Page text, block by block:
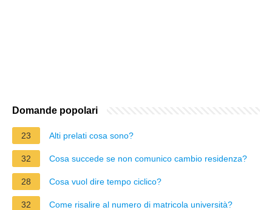
Domande popolari
23 Alti prelati cosa sono?
32 Cosa succede se non comunico cambio residenza?
28 Cosa vuol dire tempo ciclico?
32 Come risalire al numero di matricola università?